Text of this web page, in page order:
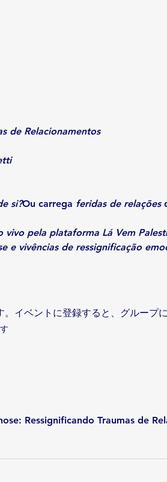
de Relacionamentos
si?Ou carrega feridas de relações
vivo pela plataforma Lá Vem
e vivências de ressignificação
イベントに登録すると、グループ
Ressignificando Traumas de